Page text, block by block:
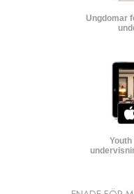
Ungdomar